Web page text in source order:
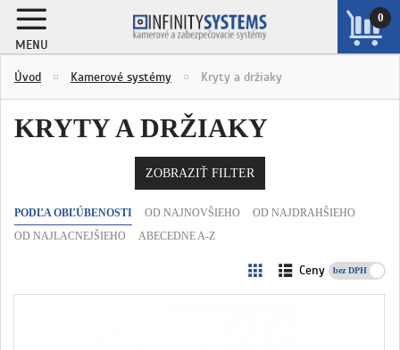
MENU
0
Úvod Kamerové systémy Kryty a držiaky
KRYTY A DRŽIAKY
ZOBRAZIŤ FILTER
PODĽA OBĽÚBENOSTI OD NAJNOVŠIEHO
OD NAJDRAHŠIEHO
OD NAJLACNEJŠIEHO
ABECEDNE A-Z
Ceny s DPH